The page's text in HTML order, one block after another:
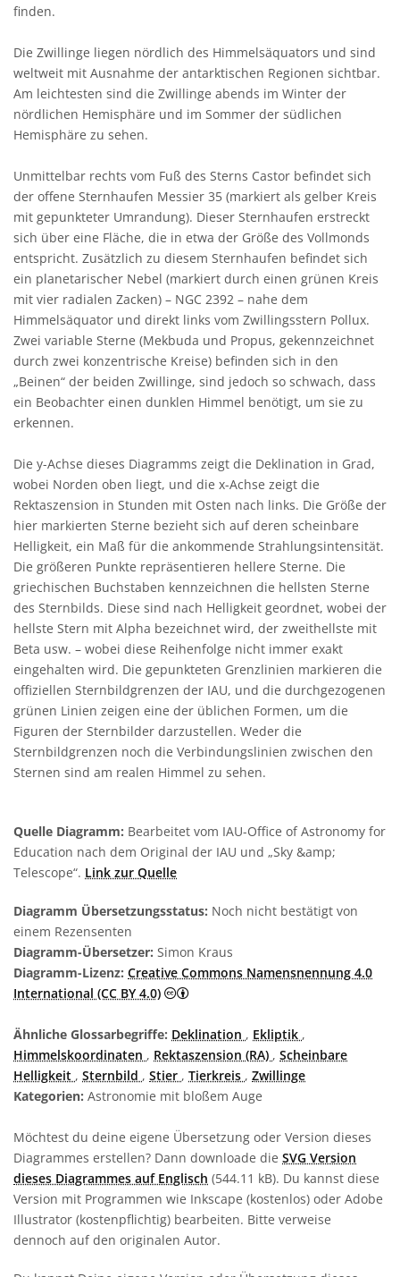
finden.
Die Zwillinge liegen nördlich des Himmelsäquators und sind
weltweit mit Ausnahme der antarktischen Regionen sichtbar.
Am leichtesten sind die Zwillinge abends im Winter der
nördlichen Hemisphäre und im Sommer der südlichen
Hemisphäre zu sehen.
Unmittelbar rechts vom Fuß des Sterns Castor befindet sich
der offene Sternhaufen Messier 35 (markiert als gelber Kreis
mit gepunkteter Umrandung). Dieser Sternhaufen erstreckt
sich über eine Fläche, die in etwa der Größe des Vollmonds
entspricht. Zusätzlich zu diesem Sternhaufen befindet sich
ein planetarischer Nebel (markiert durch einen grünen Kreis
mit vier radialen Zacken) – NGC 2392 – nahe dem
Himmelsäquator und direkt links vom Zwillingsstern Pollux.
Zwei variable Sterne (Mekbuda und Propus, gekennzeichnet
durch zwei konzentrische Kreise) befinden sich in den
„Beinen“ der beiden Zwillinge, sind jedoch so schwach, dass
ein Beobachter einen dunklen Himmel benötigt, um sie zu
erkennen.
Die y-Achse dieses Diagramms zeigt die Deklination in Grad,
wobei Norden oben liegt, und die x-Achse zeigt die
Rektaszension in Stunden mit Osten nach links. Die Größe der
hier markierten Sterne bezieht sich auf deren scheinbare
Helligkeit, ein Maß für die ankommende Strahlungsintensität.
Die größeren Punkte repräsentieren hellere Sterne. Die
griechischen Buchstaben kennzeichnen die hellsten Sterne
des Sternbilds. Diese sind nach Helligkeit geordnet, wobei der
hellste Stern mit Alpha bezeichnet wird, der zweithellste mit
Beta usw. – wobei diese Reihenfolge nicht immer exakt
eingehalten wird. Die gepunkteten Grenzlinien markieren die
offiziellen Sternbildgrenzen der IAU, und die durchgezogenen
grünen Linien zeigen eine der üblichen Formen, um die
Figuren der Sternbilder darzustellen. Weder die
Sternbildgrenzen noch die Verbindungslinien zwischen den
Sternen sind am realen Himmel zu sehen.
Quelle Diagramm: Bearbeitet vom IAU-Office of Astronomy for
Education nach dem Original der IAU und „Sky &amp;
Telescope“. Link zur Quelle
Diagramm Übersetzungsstatus: Noch nicht bestätigt von
einem Rezensenten
Diagramm-Übersetzer: Simon Kraus
Diagramm-Lizenz: Creative Commons Namensnennung 4.0
International (CC BY 4.0)
Creative Commons
Ähnliche Glossarbegriffe: Deklination , Ekliptik ,
Himmelskoordinaten , Rektaszension (RA) , Scheinbare
Helligkeit , Sternbild , Stier , Tierkreis , Zwillinge
Kategorien: Astronomie mit bloßem Auge
Möchtest du deine eigene Übersetzung oder Version dieses
Diagrammes erstellen? Dann downloade die SVG Version
dieses Diagrammes auf Englisch (544.11 kB). Du kannst diese
Version mit Programmen wie Inkscape (kostenlos) oder Adobe
Illustrator (kostenpflichtig) bearbeiten. Bitte verweise
dennoch auf den originalen Autor.